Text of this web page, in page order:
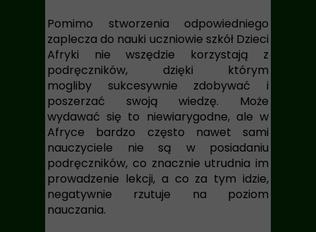
Pomimo stworzenia odpowiedniego
zaplecza do nauki uczniowie szkół Dzieci
Afryki nie wszędzie korzystają z
podręczników, dzięki którym
mogliby sukcesywnie zdobywać i
poszerzać swoją wiedzę. Może
wydawać się to niewiarygodne, ale w
Afryce bardzo często nawet sami
nauczyciele nie są w posiadaniu
podręczników, co znacznie utrudnia im
prowadzenie lekcji, a co za tym idzie,
negatywnie rzutuje na poziom
nauczania.